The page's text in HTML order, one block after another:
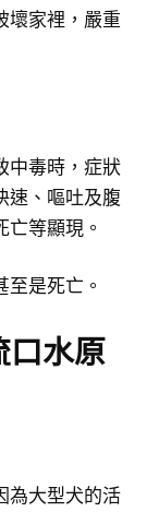
壞家裡，嚴重
中毒時，症狀
速、嘔吐及腹
等顯現。
是死亡。
口水原
為大型犬的活